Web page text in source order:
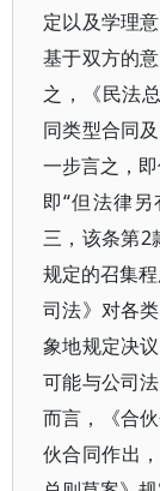
定以及学理
基于双方的
之，《民法
同类型合同
一步言之，
即“但法律
三，该条第2
规定的召集
司法》对各
象地规定决
可能与公司
而言，《合
伙合同作出